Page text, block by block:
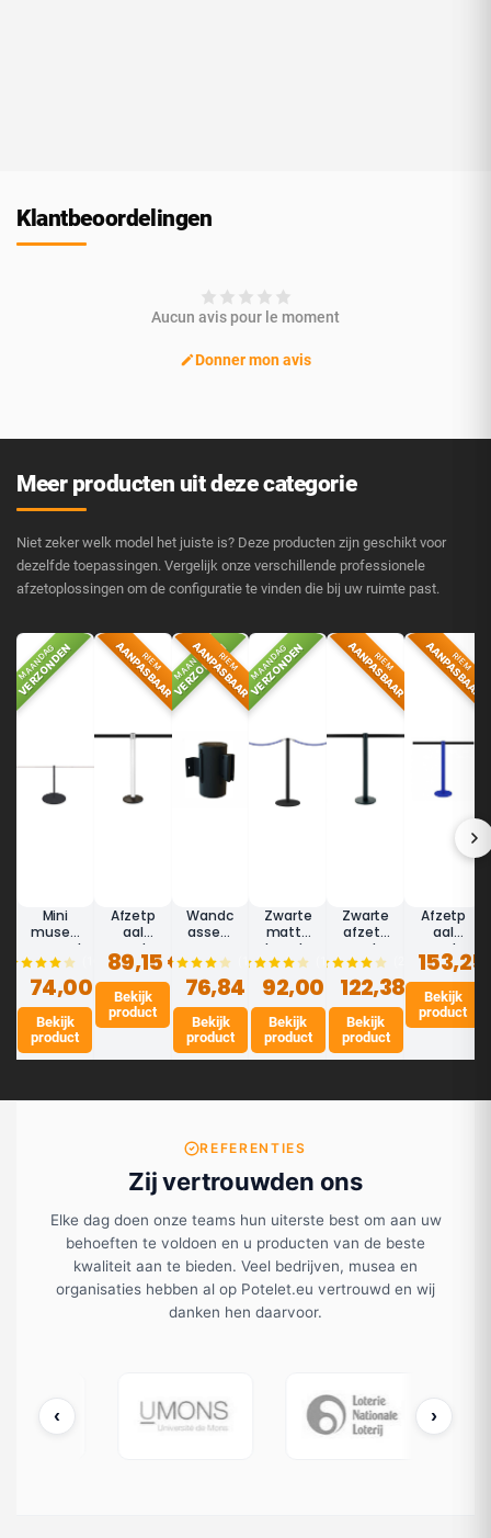
Klantbeoordelingen
Aucun avis pour le moment
Donner mon avis
Meer producten uit deze categorie
Niet zeker welk model het juiste is? Deze producten zijn geschikt voor
dezelfde toepassingen. Vergelijk onze verschillende professionele
afzetoplossingen om de configuratie te vinden die bij uw ruimte past.
MAANDAG
VERZONDEN
Mini
museu
mspaal
zwart
45cm -
LINE
MINI
74,00 €
Bekijk
product
RIEM
AANPASBAAR
Afzetp
aal
met
lint 3m
(wit,
aanpas
baar) -
ECO
89,15 €
Bekijk
product
MAANDAG
VERZONDENRIEM
AANPASBAAR
Wandc
assett
afzetb
and 3,7
m -
BASIC
(roestv
rij
staal,
lak)
(12)
76,84 €
Bekijk
product
MAANDAG
VERZONDEN
Zwarte
matte
koordp
aal
DESIGN
(14)
92,00 €
Bekijk
product
RIEM
AANPASBAAR
Zwarte
afzetp
aal
met
afzetb
and 3m
(aanpa
sbaar)
- LIMIT
122,38 €
Bekijk
product
RIEM
AANPASBAAR
Afzetp
aal
met
afzetb
and
5m
(blauw,
aanpas
LIMIT
Bekijk
product
REFERENTIES
Zij vertrouwden ons
Elke dag doen onze teams hun uiterste best om aan uw
behoeften te voldoen en u producten van de beste
kwaliteit aan te bieden. Veel bedrijven, musea en
organisaties hebben al op Potelet.eu vertrouwd en wij
danken hen daarvoor.
‹ UMONS Loterie Nationale ›